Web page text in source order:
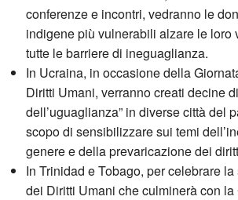
conferenze e incontri, vedranno le
indigene più vulnerabili alzare le loro
tutte le barriere di ineguaglianza.
In Ucraina, in occasione della
Diritti Umani, verranno creati decine
dell’uguaglianza” in diverse città del
scopo di sensibilizzare sui temi
genere e della prevaricazione dei
In Trinidad e Tobago, per celebrare
dei Diritti Umani che culminerà con la